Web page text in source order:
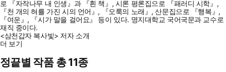
로 『자작나무 내 인생』과 『흰 책』, 시론 평론집으로 『패러디 시학』,
『천 개의 혀를 가진 시의 언어』, 『오룩의 노래』, 산문집으로 『행복』,
『여운』, 『시가 말을 걸어요』 등이 있다. 명지대학교 국어국문과 교수로
재직 중이다.
<삼천갑자 복사빛> 저자 소개
더 보기
정끝별 작품 총 11종